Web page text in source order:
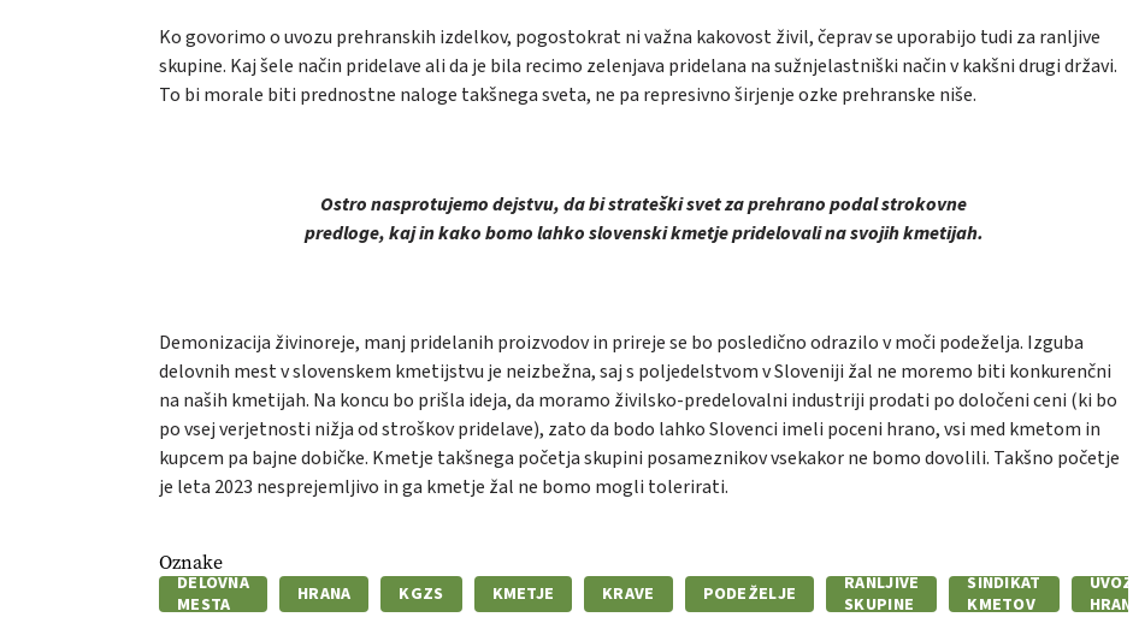
Ko govorimo o uvozu prehranskih izdelkov, pogostokrat ni važna kakovost živil, čeprav se uporabijo tudi za ranljive
skupine. Kaj šele način pridelave ali da je bila recimo zelenjava pridelana na sužnjelastniški način v kakšni drugi državi.
To bi morale biti prednostne naloge takšnega sveta, ne pa represivno širjenje ozke prehranske niše.
Ostro nasprotujemo dejstvu, da bi strateški svet za prehrano podal strokovne
predloge, kaj in kako bomo lahko slovenski kmetje pridelovali na svojih kmetijah.
Demonizacija živinoreje, manj pridelanih proizvodov in prireje se bo posledično odrazilo v moči podeželja. Izguba
delovnih mest v slovenskem kmetijstvu je neizbežna, saj s poljedelstvom v Sloveniji žal ne moremo biti konkurenčni
na naših kmetijah. Na koncu bo prišla ideja, da moramo živilsko-predelovalni industriji prodati po določeni ceni (ki bo
po vsej verjetnosti nižja od stroškov pridelave), zato da bodo lahko Slovenci imeli poceni hrano, vsi med kmetom in
kupcem pa bajne dobičke. Kmetje takšnega početja skupini posameznikov vsekakor ne bomo dovolili. Takšno početje
je leta 2023 nesprejemljivo in ga kmetje žal ne bomo mogli tolerirati.
Oznake
DELOVNA
MESTA
HRANA KGZS KMETJE KRAVE PODEŽELJE
RANLJIVE
SKUPINE
SINDIKAT
KMETOV
UVOZ
HRANE